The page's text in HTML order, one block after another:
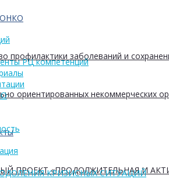
профилактики заболеваний и
ориентированных некоммерческих
ПРОЕКТ «ПРОДОЛЖИТЕЛЬНАЯ И
РЦ компетенций
КРИЗИСНЫХ СИТУАЦИЙ